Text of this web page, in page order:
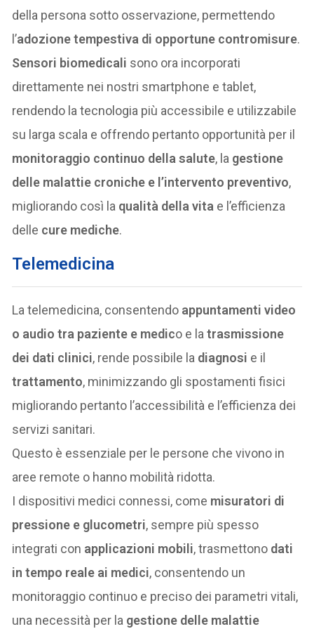
della persona sotto osservazione, permettendo
l’adozione tempestiva di opportune contromisure.
Sensori biomedicali sono ora incorporati
direttamente nei nostri smartphone e tablet,
rendendo la tecnologia più accessibile e utilizzabile
su larga scala e offrendo pertanto opportunità per il
monitoraggio continuo della salute, la gestione
delle malattie croniche e l’intervento preventivo,
migliorando così la qualità della vita e l’efficienza
delle cure mediche.
Telemedicina
La telemedicina, consentendo appuntamenti video
o audio tra paziente e medico e latrasmissione
dei dati clinici, rende possibile la diagnosi e il
trattamento, minimizzando gli spostamenti fisici
migliorando pertanto l’accessibilità e l’efficienza dei
servizi sanitari.
Questo è essenziale per le persone che vivono in
aree remote o hanno mobilità ridotta.
I dispositivi medici connessi, come misuratori di
pressione e glucometri, sempre più spesso
integrati con applicazioni mobili, trasmettono dati
in tempo reale ai medici, consentendo un
monitoraggio continuo e preciso dei parametri vitali,
una necessità per la gestione delle malattie